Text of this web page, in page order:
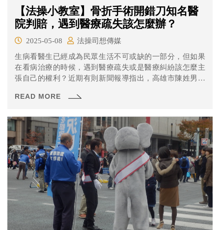
【法操小教室】骨折手術開錯刀知名醫
院判賠，遇到醫療疏失該怎麼辦？
2025-05-08
法操司想傳媒
生病看醫生已經成為民眾生活不可或缺的一部分，但如果
在看病治療的時候，遇到醫療疏失或是醫療糾紛該怎麼主
張自己的權利？近期有則新聞報導指出，高雄市陳姓男子
術，與他簽署同意書內容不符，要求賠償524萬元，高等法
READ MORE